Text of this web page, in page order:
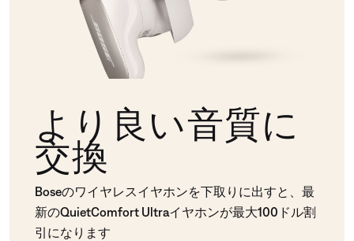
より良い音質に
交換
Boseのワイヤレスイヤホンを下取りに出すと、最
新のQuietComfort Ultraイヤホンが最大100ドル割
引になります